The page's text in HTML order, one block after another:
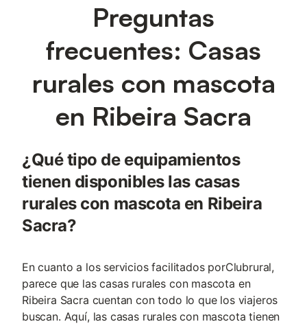
Preguntas
frecuentes: Casas
rurales con mascota
en Ribeira Sacra
¿Qué tipo de equipamientos
tienen disponibles las casas
rurales con mascota en Ribeira
Sacra?
En cuanto a los servicios facilitados porClubrural,
parece que las casas rurales con mascota en
Ribeira Sacra cuentan con todo lo que los viajeros
buscan. Aquí, las casas rurales con mascota tienen